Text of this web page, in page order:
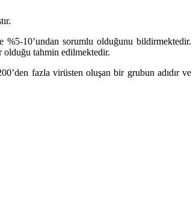
%5-10’undan sorumlu olduğunu bildirmektedir.
tahmin edilmektedir.
fazla virüsten oluşan bir grubun adıdır ve